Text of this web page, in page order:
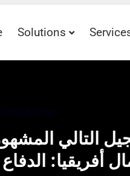
Solutions
and defense
أفريقيا: